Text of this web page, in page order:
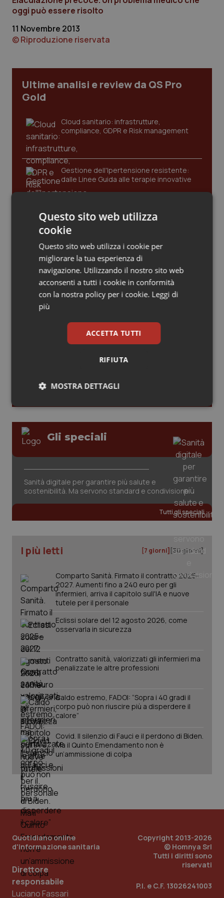
Calabria
Campania
Friuli Venezia Giulia
Liguria
Lombardia
Marche
Molise
Piemonte
Provincia Autonoma di Bolzano
Provincia Autonoma di Trento
Sardegna
Umbria
Veneto
Asma & BPCO
Car-T
Dermatite Atopica
Disturbi dell’umore
Dolore
Donna & Salute
Epatiti
HIV
Infezioni & Febbre
Ipertensione & Scompenso
Malattie rare
Malattia di Crohn & Rettocolite Ulcerosa
Oftalmologia
Oncoematologia
Oncologia & Nutrizione
Quotidiano Cardiologia
Quotidiano Chirurgia
Quotidiano Oncologia
Quotidiano Pediatria
Rene & patologie urogenitali
Salute orale & impianti
Sangue & coagulazione
Tiroide
Tumore al seno
Tumore ovarico
Tumori del Polmone & Testa Collo
Tumori gastrointestinali
Ulcera & Reflusso
Vaccini
oggi può essere risolto
11 Novembre 2013
© Riproduzione riservata
Ultime analisi e review da QS Pro
Gold
Cloud sanitario: infrastrutture,
compliance, GDPR e Risk management
Gestione dell'Ipertensione resistente:
dalle Linee Guida alle terapie innovative
Leadership Infermieristica 2026: nuovi
modelli di responsabilità e autonomia
Leadership Medica 2026: guidare team
clinici ad alte prestazioni
odontoiatrico: applicazioni concrete e
uso protetto
Gli speciali
Sanità digitale per garantire più salute e
sostenibilità. Ma servono standard e condivisione
Tutti gli speciali
I più letti [7 giorni] [30 giorni]
Comparto Sanità. Firmato il contratto 2025-
2027. Aumenti fino a 240 euro per gli
infermieri, arriva il capitolo sull'IA e nuove
tutele per il personale
Eclissi solare del 12 agosto 2026, come
osservarla in sicurezza
Contratto sanità, valorizzati gli infermieri ma
penalizzate le altre professioni
Caldo estremo, FADOI: “Sopra i 40 gradi il
corpo può non riuscire più a disperdere il
calore”
Covid. Il silenzio di Fauci e il perdono di Biden.
Ma il Quinto Emendamento non è
un’ammissione di colpa
Quotidiano online
d'informazione sanitaria
Direttore
responsabile
Luciano Fassari
Copyright 2013-2026
© Homnya Srl
Tutti i diritti sono
riservati
P.I. e C.F. 13026241003
Questo sito web utilizza
cookie
Questo sito web utilizza i cookie per
migliorare la tua esperienza di
navigazione. Utilizzando il nostro sito web
acconsenti a tutti i cookie in conformità
con la nostra policy per i cookie. Leggi di
più
ACCETTA TUTTI
RIFIUTA
MOSTRA DETTAGLI
Necessari Statistici Marketing
I cookie necessari contribuiscono a rendere fruibile il
sito web abilitandone funzionalità di base quali la
protette del sito. Il sito web non è in grado di
CookieScriptConsent
tracking-sites-ironfish-
www.quotidianosanita.it
2